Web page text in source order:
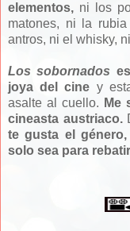
elementos, ni los
matones, ni la
antros, ni el whisky,
Los sobornados
joya del cine y
asalte al cuello. Me
cineasta austriaco.
te gusta el
solo sea para